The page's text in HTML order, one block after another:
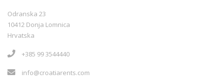
Odranska 23
10412 Donja Lomnica
Hrvatska
+385 99 3544440
info@croatiarents.com